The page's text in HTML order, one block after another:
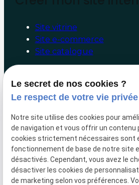
Site vitrine
Site e-commerce
Site catalogue
Audit/Conseil
Facebook/Google Ads
Référencement naturel
Marketing digital
Liens utiles
Le secret de nos cookies ?
Le respect de votre vie privée
Notre site utilise des cookies pour
de navigation et vous offrir un contenu
cookies strictement nécessaires sont
fonctionnement de base de notre site
désactivés. Cependant, vous avez le
désactiver les cookies de
de marketing selon vos préférences.